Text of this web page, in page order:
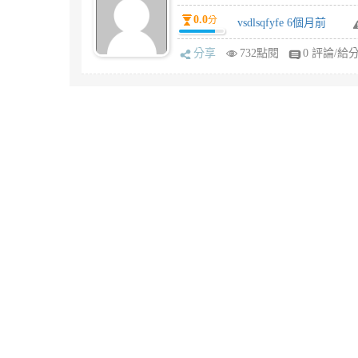
0.0分 vsdlsqfyfe 6個月前
分享 732點閱 0 評論/給